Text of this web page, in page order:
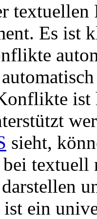
textuellen
Es ist
ist
sieht,
textuell
ein